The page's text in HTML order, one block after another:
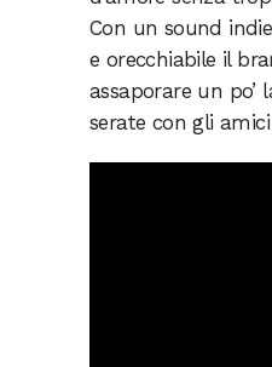
Con un sound
e orecchiabile il
assaporare un po’
serate con gli